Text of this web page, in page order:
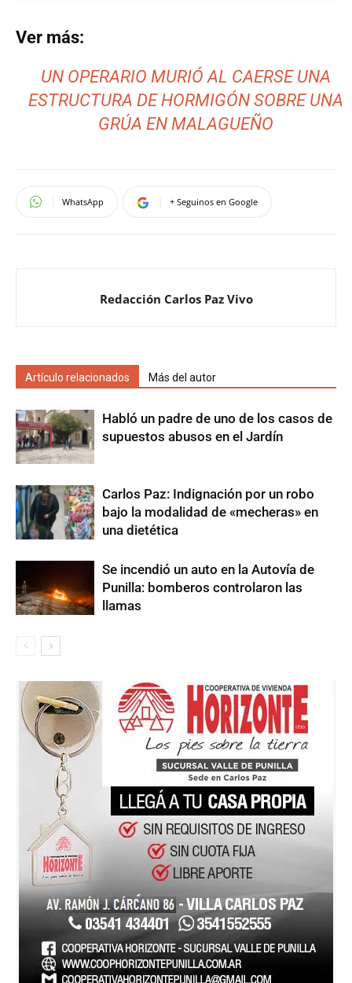
Ver más:
UN OPERARIO MURIÓ AL CAERSE UNA
ESTRUCTURA DE HORMIGÓN SOBRE UNA
GRÚA EN MALAGUEÑO
WhatsApp + Seguinos en Google
Redacción Carlos Paz Vivo
Artículo relacionados Más del autor
Habló un padre de uno de los casos de
supuestos abusos en el Jardín
Carlos Paz: Indignación por un robo
bajo la modalidad de «mecheras» en
una dietética
Se incendió un auto en la Autovía de
Punilla: bomberos controlaron las
llamas